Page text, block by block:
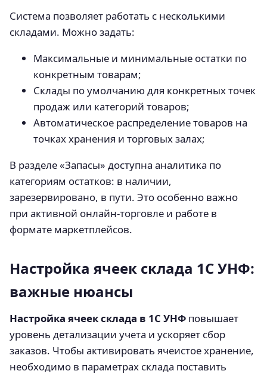
Система позволяет работать с несколькими
складами. Можно задать:
Максимальные и минимальные остатки по
конкретным товарам;
Склады по умолчанию для конкретных точек
продаж или категорий товаров;
Автоматическое распределение товаров на
точках хранения и торговых залах;
В разделе «Запасы» доступна аналитика по
категориям остатков: в наличии,
зарезервировано, в пути. Это особенно важно
при активной онлайн-торговле и работе в
формате маркетплейсов.
Настройка ячеек склада 1С УНФ:
важные нюансы
Настройка ячеек склада в 1С УНФ повышает
уровень детализации учета и ускоряет сбор
заказов. Чтобы активировать ячеистое хранение,
необходимо в параметрах склада поставить